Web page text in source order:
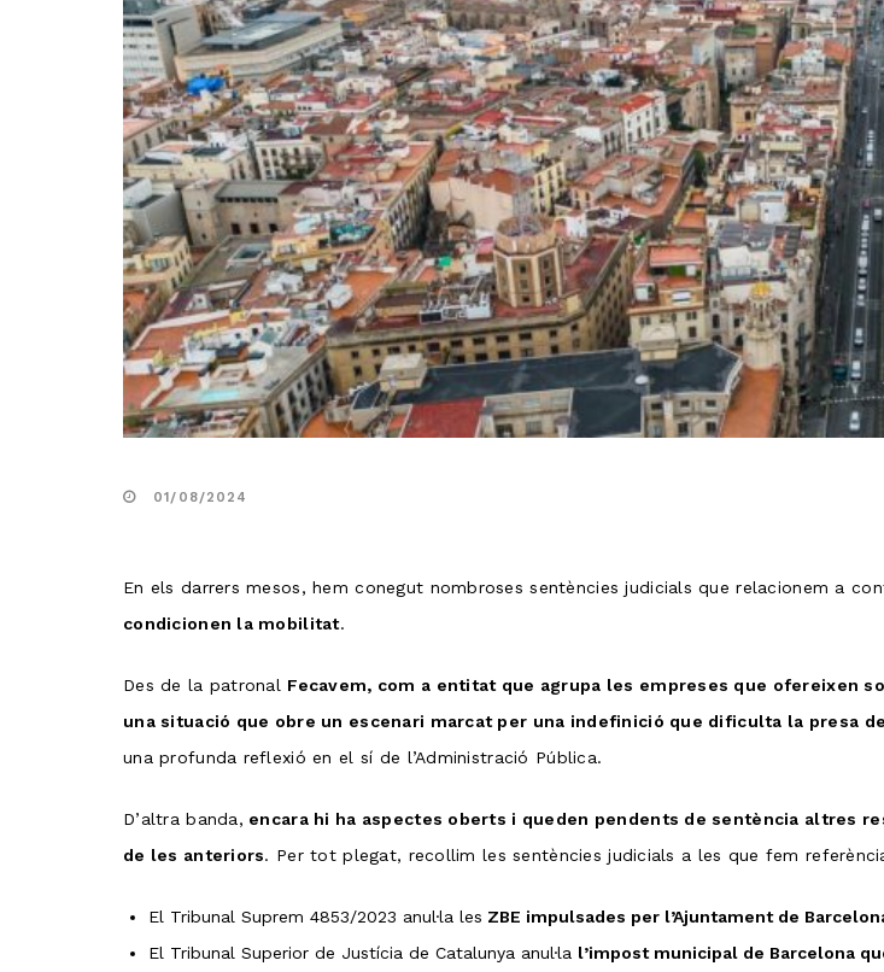
01/08/2024
En els darrers mesos, hem conegut nombroses sentències judicials que relacionem a
condicionen la mobilitat.
Des de la patronal Fecavem, com a entitat que agrupa les empreses que ofereixen
una situació que obre un escenari marcat per una indefinició que dificulta la presa
una profunda reflexió en el sí de l’Administració Pública.
D’altra banda, encara hi ha aspectes oberts i queden pendents de sentència altres
de les anteriors. Per tot plegat, recollim les sentències judicials a les que fem
El Tribunal Suprem 4853/2023 anul·la les ZBE impulsades per l’Ajuntament de
El Tribunal Superior de Justícia de Catalunya anul·la l’impost municipal de Barcelona